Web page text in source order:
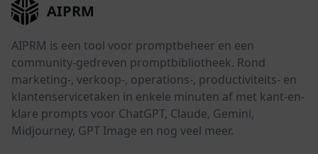
AIPRM
AIPRM is een tool voor promptbeheer en een
community-gedreven promptbibliotheek. Rond
marketing-, verkoop-, operations-, productiviteits- en
klantenservicetaken in enkele minuten af met kant-en-
klare prompts voor ChatGPT, Claude, Gemini,
Midjourney, GPT Image en nog veel meer.